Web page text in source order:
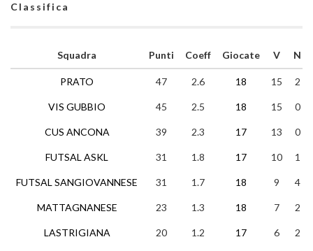
Classifica
Squadra
PRATO
VIS GUBBIO
CUS ANCONA
FUTSAL ASKL
FUTSAL SANGIOVANNESE
MATTAGNANESE
LASTRIGIANA
Punti Coeff Giocate V N
47 2.6 18 15 2
45 2.5 18 15 0
39 2.3 17 13 0
31 1.8 17 10 1
31 1.7 18 9 4
23 1.3 18 7 2
20 1.2 17 6 2